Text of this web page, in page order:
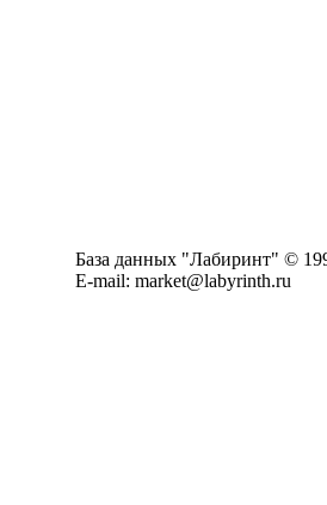
База данных "Лабиринт" ©
E-mail: market@labyrinth.ru